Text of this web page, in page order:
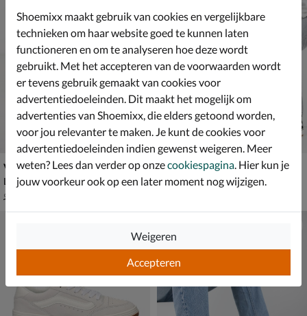
Vans KNU Skool
Lage sneakers - beige
van € 94,99 voor € 66,49
94
Vans SK8-Hi MTE-1
Hoge sneakers - zwart
Shoemixx maakt gebruik van cookies en vergelijkbare
technieken om haar website goed te kunnen laten
functioneren en om te analyseren hoe deze wordt
gebruikt. Met het accepteren van de voorwaarden wordt
er tevens gebruik gemaakt van cookies voor
advertentiedoeleinden. Dit maakt het mogelijk om
advertenties van Shoemixx, die elders getoond worden,
voor jou relevanter te maken. Je kunt de cookies voor
advertentiedoeleinden indien gewenst weigeren. Meer
weten? Lees dan verder op onzecookiespagina . Hier kun je
jouw voorkeur ook op een later moment nog wijzigen.
Accepteren
Weigeren